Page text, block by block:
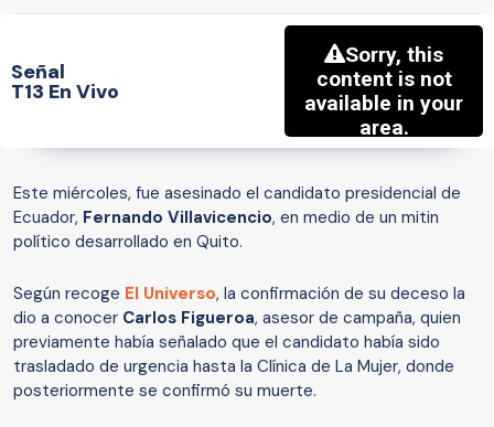
Señal
T13 En Vivo
Este miércoles, fue asesinado el candidato presidencial de
Ecuador, Fernando Villavicencio, en medio de un mitin
político desarrollado en Quito.
Según recoge El Universo, la confirmación de su deceso la
dio a conocer Carlos Figueroa, asesor de campaña, quien
previamente había señalado que el candidato había sido
trasladado de urgencia hasta la Clínica de La Mujer, donde
posteriormente se confirmó su muerte.